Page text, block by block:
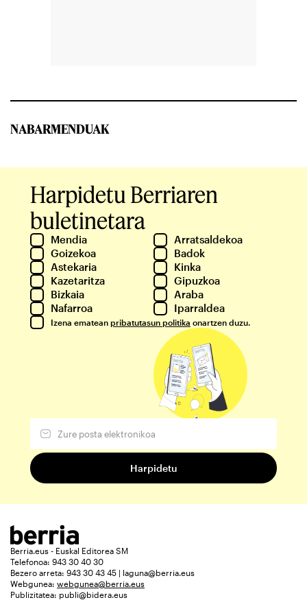
NABARMENDUAK
Harpidetu Berriaren
buletinetara
Mendia
Arratsaldekoa
Goizekoa
Badok
Astekaria
Kinka
Kazetaritza
Gipuzkoa
Bizkaia
Araba
Nafarroa
Iparraldea
Izena ematean pribatutasun politika onartzen duzu.
Berria.eus - Euskal Editorea SM
Telefonoa: 943 30 40 30
Bezero arreta: 943 30 43 45 | laguna@berria.eus
Webgunea: webgunea@berria.eus
Publizitatea: publi@bidera.eus